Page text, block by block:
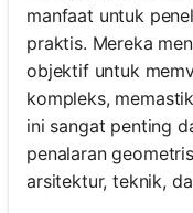
manfaat untuk
praktis. Mereka
objektif untuk
kompleks,
ini sangat penting
penalaran
arsitektur, teknik,